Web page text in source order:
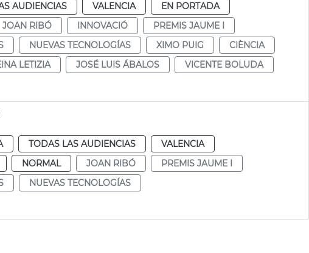
AUDIENCIAS VALENCIA
EN PORTADA
JOAN RIBÓ INNOVACIÓ
PREMIS JAUME I
NUEVAS TECNOLOGÍAS XIMO PUIG
CIÈNCIA
LETIZIA JOSÉ LUIS ÁBALOS
VICENTE BOLUDA
TODAS LAS AUDIENCIAS
VALENCIA
NORMAL JOAN RIBÓ
PREMIS JAUME I
NUEVAS TECNOLOGÍAS